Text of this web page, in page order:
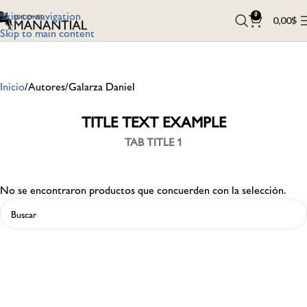
Skip to navigation
Skip to main content
0 0,00$
Inicio Autores Galarza Daniel
TITLE TEXT EXAMPLE
TAB TITLE 1
No se encontraron productos que concuerden con la selección.